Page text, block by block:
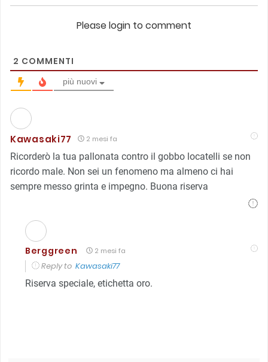
Please login to comment
2 COMMENTI
più nuovi
Kawasaki77 2 mesi fa
Ricorderò la tua pallonata contro il gobbo locatelli se non
ricordo male. Non sei un fenomeno ma almeno ci hai
sempre messo grinta e impegno. Buona riserva
Berggreen 2 mesi fa
Reply to Kawasaki77
Riserva speciale, etichetta oro.